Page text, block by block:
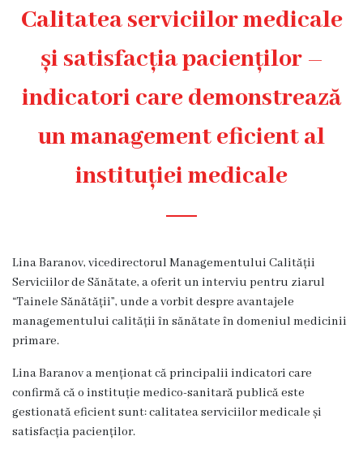
Medicină
Familie
Medicină
Centrul
Sănătății
Femeii
AMT
Buiucani
Servicii
Consultative
Specializate
de
Calitatea serviciilor medicale
și satisfacția pacienților –
indicatori care demonstrează
un management eficient al
instituției medicale
Lina Baranov, vicedirectorul Managementului Calității
Serviciilor de Sănătate, a oferit un interviu pentru ziarul
“Tainele Sănătății”, unde a vorbit despre avantajele
managementului calității în sănătate în domeniul medicinii
primare.
Lina Baranov a menționat că principalii indicatori care
confirmă că o instituție medico-sanitară publică este
gestionată eficient sunt: calitatea serviciilor medicale și
satisfacția pacienților.